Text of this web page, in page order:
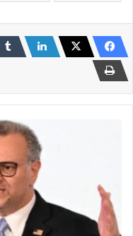
ـيشيا
ويلوّح
بخيارات
في